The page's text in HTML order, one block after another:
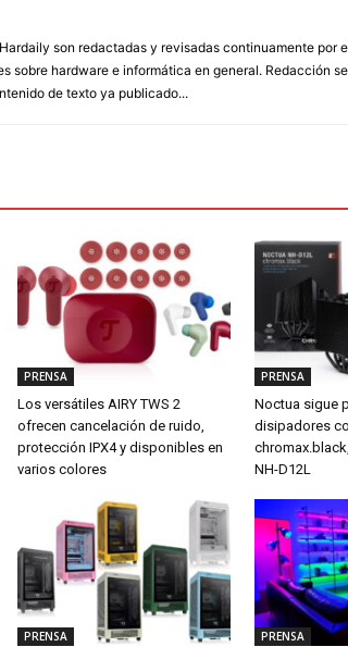
son redactadas y revisadas continuamente por
sobre hardware e informática en general. Redacción
de texto ya publicado...
PRENSA
Los versátiles AIRY TWS 2
ofrecen cancelación de ruido,
protección IPX4 y disponibles en
varios colores
PRENSA
Noctua sigue
disipadores
NH-D12L
PRENSA PRENSA